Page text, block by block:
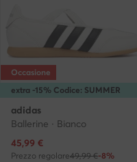
extra -15% Codice: SUMMER
Occasione
adidas
Ballerine · Bianco
Prezzo attuale
45,99 €
Prezzo regolare49,99 €-8%